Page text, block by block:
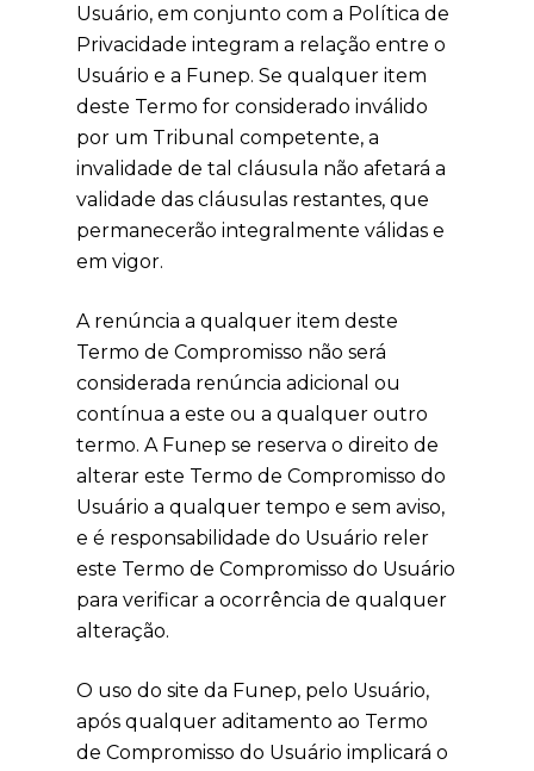
Usuário, em conjunto com a Política de
Privacidade integram a relação entre o
Usuário e a Funep. Se qualquer item
deste Termo for considerado inválido
por um Tribunal competente, a
invalidade de tal cláusula não afetará a
validade das cláusulas restantes, que
permanecerão integralmente válidas e
em vigor.
A renúncia a qualquer item deste
Termo de Compromisso não será
considerada renúncia adicional ou
contínua a este ou a qualquer outro
termo. A Funep se reserva o direito de
alterar este Termo de Compromisso do
Usuário a qualquer tempo e sem aviso,
e é responsabilidade do Usuário reler
este Termo de Compromisso do Usuário
para verificar a ocorrência de qualquer
alteração.
O uso do site da Funep, pelo Usuário,
após qualquer aditamento ao Termo
de Compromisso do Usuário implicará o